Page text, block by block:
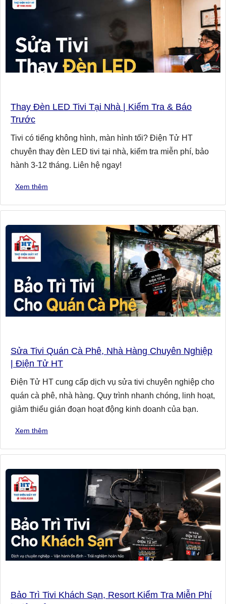
Thay Đèn LED Tivi Tại Nhà | Kiểm Tra & Báo
Trước
Tivi có tiếng không hình, màn hình tối? Điện Tử HT
chuyên thay đèn LED tivi tại nhà, kiểm tra miễn phí, bảo
hành 3-12 tháng. Liên hệ ngay!
Xem thêm
Sửa Tivi Quán Cà Phê, Nhà Hàng Chuyên Nghiệp
| Điện Tử HT
Điện Tử HT cung cấp dịch vụ sửa tivi chuyên nghiệp cho
quán cà phê, nhà hàng. Quy trình nhanh chóng, linh hoạt,
giảm thiểu gián đoạn hoạt động kinh doanh của bạn.
Xem thêm
Bảo Trì Tivi Khách Sạn, Resort Kiểm Tra Miễn Phí